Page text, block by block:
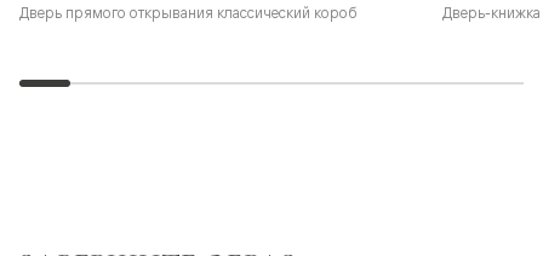
Дверь прямого открывания классический короб Дверь-